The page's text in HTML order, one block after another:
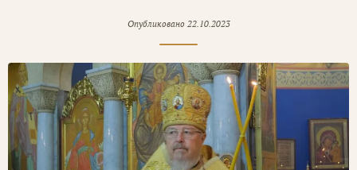
Опубликовано 22.10.2023